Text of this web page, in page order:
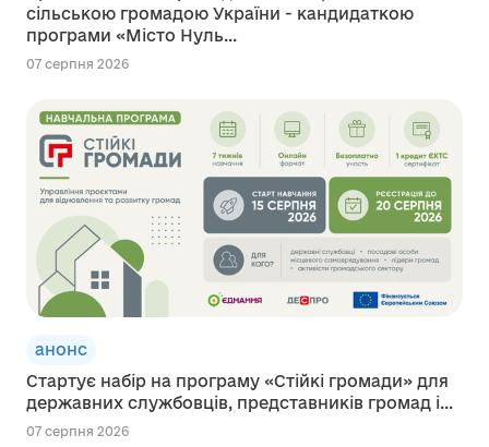
сільською громадою України - кандидаткою
програми «Місто Нуль...
07 серпня 2026
анонс
Стартує набір на програму «Стійкі громади» для
державних службовців, представників громад і...
07 серпня 2026